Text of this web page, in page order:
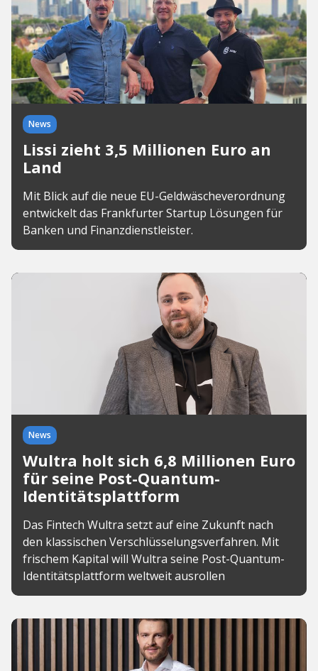
News
Lissi zieht 3,5 Millionen Euro an
Land
Mit Blick auf die neue EU-Geldwäscheverordnung
entwickelt das Frankfurter Startup Lösungen für
Banken und Finanzdienstleister.
News
Wultra holt sich 6,8 Millionen Euro
für seine Post-Quantum-
Identitätsplattform
Das Fintech Wultra setzt auf eine Zukunft nach
den klassischen Verschlüsselungsverfahren. Mit
frischem Kapital will Wultra seine Post-Quantum-
Identitätsplattform weltweit ausrollen